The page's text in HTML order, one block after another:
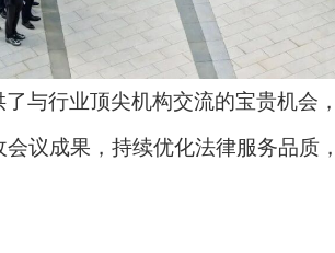
与行业顶尖机构交流的宝贵机会
议成果，持续优化法律服务品质